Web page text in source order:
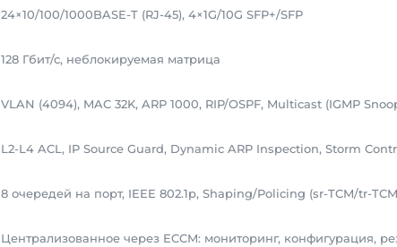
24×10/100/1000BASE-T (RJ-45), 4×1G/10G SFP+/SFP
128 Гбит/с, неблокируемая матрица
VLAN (4094), MAC 32K, ARP 1000, RIP/OSPF, Multicast (IGMP
L2-L4 ACL, IP Source Guard, Dynamic ARP Inspection, Storm
8 очередей на порт, IEEE 802.1p, Shaping/Policing (sr-TCM/tr-
Централизованное через ECCM: мониторинг, конфигурация,